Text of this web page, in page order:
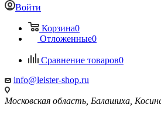
Войти
Корзина0
Отложенные0
Сравнение товаров0
info@leister-shop.ru
Московская область, Балашиха,